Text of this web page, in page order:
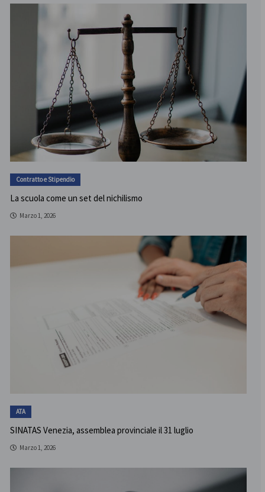
Contratto e Stipendio
La scuola come un set del nichilismo
Marzo 1, 2026
ATA
SINATAS Venezia, assemblea provinciale il 31 luglio
Marzo 1, 2026